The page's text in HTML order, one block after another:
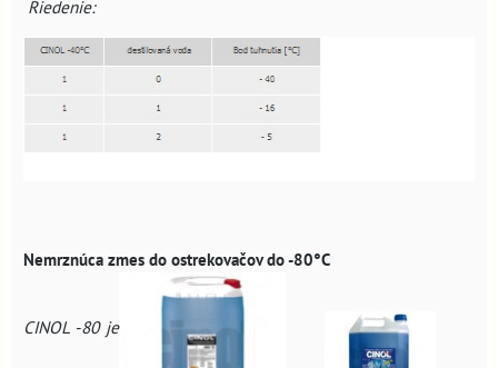
Riedenie:
Nemrznúca zmes do ostrekovačovdo -80°C
CINOL -80 je